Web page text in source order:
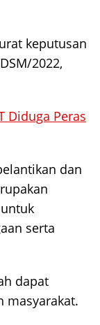
keputusan
2022,
Diduga Peras
dan
serta
dapat
masyarakat.